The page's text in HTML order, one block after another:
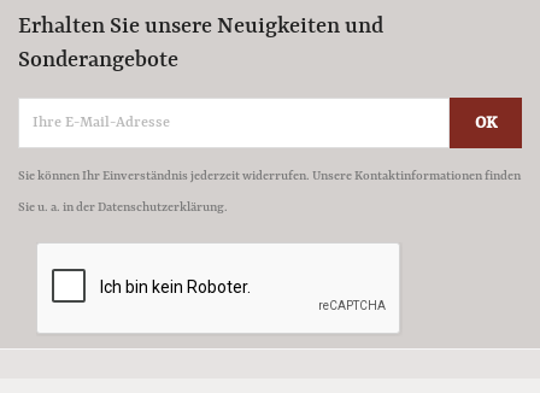
Erhalten Sie unsere Neuigkeiten und
Sonderangebote
Sie können Ihr Einverständnis jederzeit widerrufen. Unsere Kontaktinformationen finden
Sie u. a. in der Datenschutzerklärung.